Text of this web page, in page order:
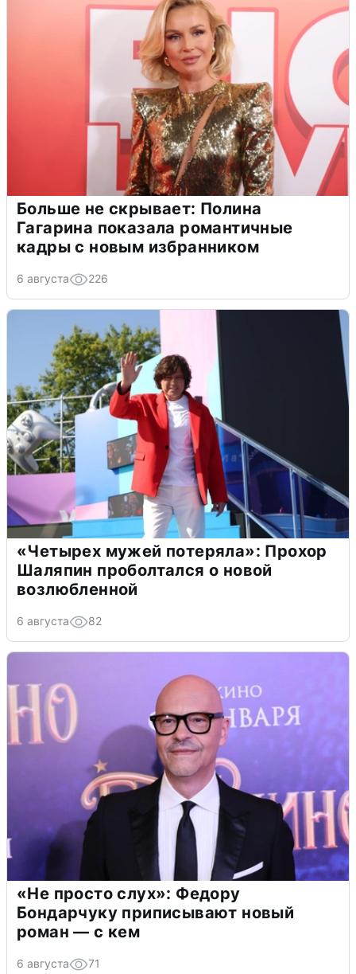
Больше не скрывает: Полина
Гагарина показала романтичные
кадры с новым избранником
6 августа 226
«Четырех мужей потеряла»: Прохор
Шаляпин проболтался о новой
возлюбленной
6 августа 82
«Не просто слух»: Федору
Бондарчуку приписывают новый
роман — с кем
6 августа 71